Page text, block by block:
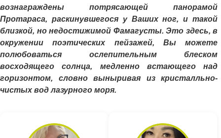
вознаграждены потрясающей панорамой
Протараса, раскинувшегося у Ваших ног, и такой
близкой, но недостижимой Фамагусты. Это здесь, в
окружении поэтических пейзажей, Вы можете
полюбоваться ослепительным блеском
восходящего солнца, медленно встающего над
горизонтом, словно выныривая из кристалльно-
чистых вод лазурного моря.